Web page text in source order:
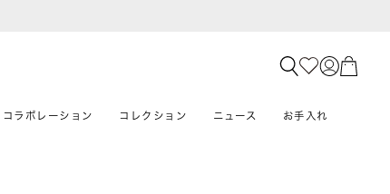
コラボレーション コレクション ニュース お手入れ